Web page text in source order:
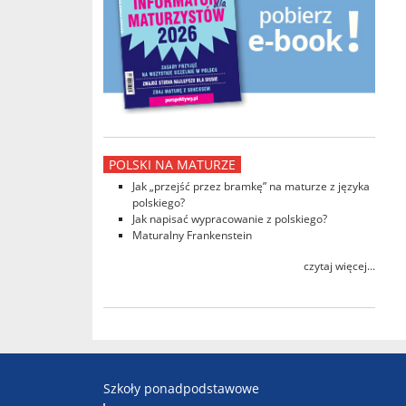
POLSKI NA MATURZE
Jak „przejść przez bramkę” na maturze z języka
polskiego?
Jak napisać wypracowanie z polskiego?
Maturalny Frankenstein
czytaj więcej...
Szkoły ponadpodstawowe